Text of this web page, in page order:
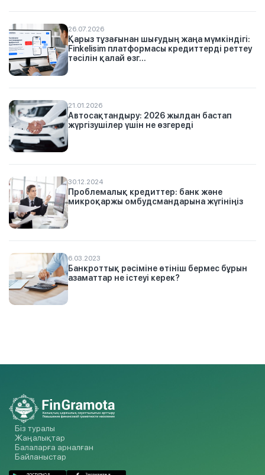
26.07.2026
Қарыз тұзағынан шығудың жаңа мүмкіндігі:
Finkelisim платформасы кредиттерді реттеу
тәсілін қалай өзг...
21.01.2026
Автосақтандыру: 2026 жылдан бастап
жүргізушілер үшін не өзгереді
30.12.2024
Проблемалық кредиттер: банк және
микроқаржы омбудсмандарына жүгініңіз
6.03.2023
Банкроттық рәсіміне өтініш бермес бұрын
азаматтар не істеуі керек?
Біз туралы
Жаңалықтар
Балаларға арналған
Байланыстар